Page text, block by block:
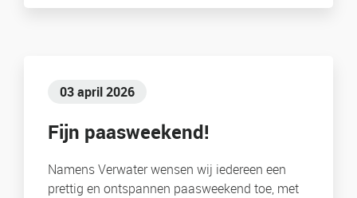
03 april 2026
Fijn paasweekend!
Namens Verwater wensen wij iedereen een
prettig en ontspannen paasweekend toe, met